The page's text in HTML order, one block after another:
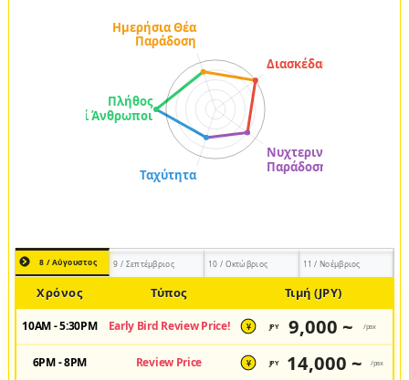
8 / Αύγουστος 9 / Σεπτέμβριος 10 / Οκτώβριος 11 / Νοέμβριος
Χρόνος Τύπος Τιμή (JPY)
10AM - 5:30PM Early Bird Review Price! ¥ JPY 9,000 ~ /pax
6PM - 8PM Review Price ¥ JPY 14,000 ~ /pax